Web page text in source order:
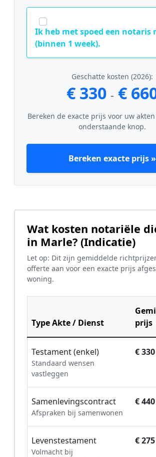
Ik heb met spoed een notaris
(binnen 1 week).
Geschatte kosten (2026):
€ 330 - €
Bereken de exacte prijs voor uw
onderstaande knop.
Bereken exacte prijs »
Wat kosten notariële
in Marle? (Indicatie)
Let op: Dit zijn gemiddelde
offerte aan voor een exacte prijs
woning.
Type Akte / Dienst
prijs
Testament (enkel)
Standaard wensen
vastleggen
€
Samenlevingscontract
Afspraken bij samenwonen
€
Levenstestament
Volmacht bij
€